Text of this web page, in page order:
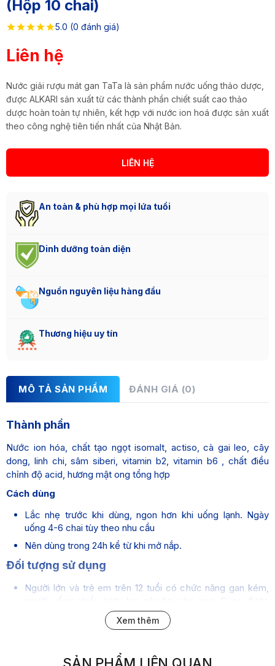
(Hộp 10 chai)
5.0 (0 đánh giá)
Liên hệ
Nước giải rượu mát gan TaTa là sản phẩm nước uống thảo dược,
được ALKARI sản xuất từ các thành phần chiết suất cao thảo
dược hoàn toàn tự nhiên, kết hợp với nước ion hoá được sản xuất
theo công nghệ tiên tiến nhất của Nhật Bản.
LIÊN HỆ
An toàn & phù hợp mọi lứa tuổi
Dinh dưỡng toàn diện
Nguồn nguyên liệu hàng đầu
Thương hiệu uy tín
MÔ TẢ SẢN PHẨM ĐÁNH GIÁ (0)
Thành phần
Nước ion hóa, chất tạo ngọt isomalt, actiso, cà gai leo, cây
dong, linh chi, sâm siberi, vitamin b2, vitamin b6 , chất điều
chỉnh độ acid, hương mật ong tổng hợp
Cách dùng
Lắc nhẹ trước khi dùng, ngon hơn khi uống lạnh. Ngày
uống 4-6 chai tùy theo nhu cầu
Nên dùng trong 24h kể từ khi mở nắp.
Đối tượng sử dụng
Người lớn và trẻ em trên 12 tuổi có chức năng gan kém,
cho người đái tháo đường
Bảo quản nơi khô ráo, thoáng mát. Tránh ánh nắng trực
Xem thêm